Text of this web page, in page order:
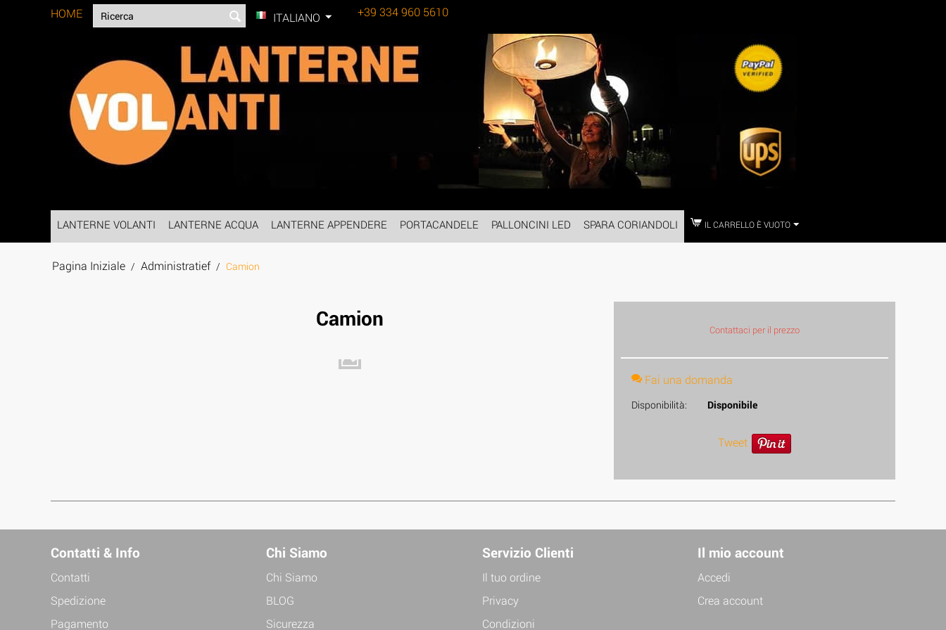
HOME ITALIANO +39 334 960 5610
LANTERNE VOLANTI LANTERNE ACQUA LANTERNE APPENDERE PORTACANDELE PALLONCINI LED SPARA CORIANDOLI IL CARRELLO È VUOTO
Pagina Iniziale / Administratief / Camion
Camion Contattaci per il prezzo
Fai una domanda
Disponibilità: Disponibile
Tweet
Contatti & Info
Contatti
Spedizione
Pagamento
Chi Siamo
Chi Siamo
BLOG
Sicurezza
Servizio Clienti
Il tuo ordine
Privacy
Condizioni
Il mio account
Accedi
Crea account